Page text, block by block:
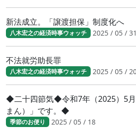
新法成立。「譲渡担保」制度化へ
八木宏之の経済時事ウォッチ 2025 / 05 / 31
不法就労助長罪
八木宏之の経済時事ウォッチ 2025 / 05 /
◆二十四節気◆令和7年（2025）5月
まん）」です。◆
季節のお便り 2025 / 05 / 18